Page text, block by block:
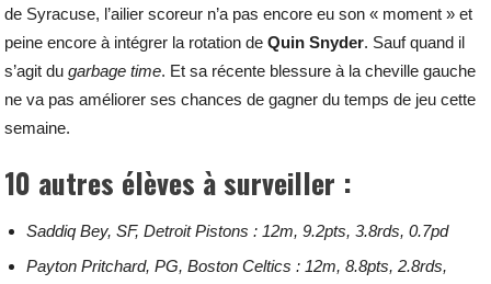
de Syracuse, l’ailier scoreur n’a pas encore eu son « moment » et
peine encore à intégrer la rotation deQuin Snyder. Sauf quand il
s’agit dugarbage time. Et sa récente blessure à la cheville gauche
ne va pas améliorer ses chances de gagner du temps de jeu cette
semaine.
10 autres élèves à surveiller :
Saddiq Bey, SF, Detroit Pistons : 12m, 9.2pts, 3.8rds, 0.7pd
Payton Pritchard, PG, Boston Celtics : 12m, 8.8pts, 2.8rds,